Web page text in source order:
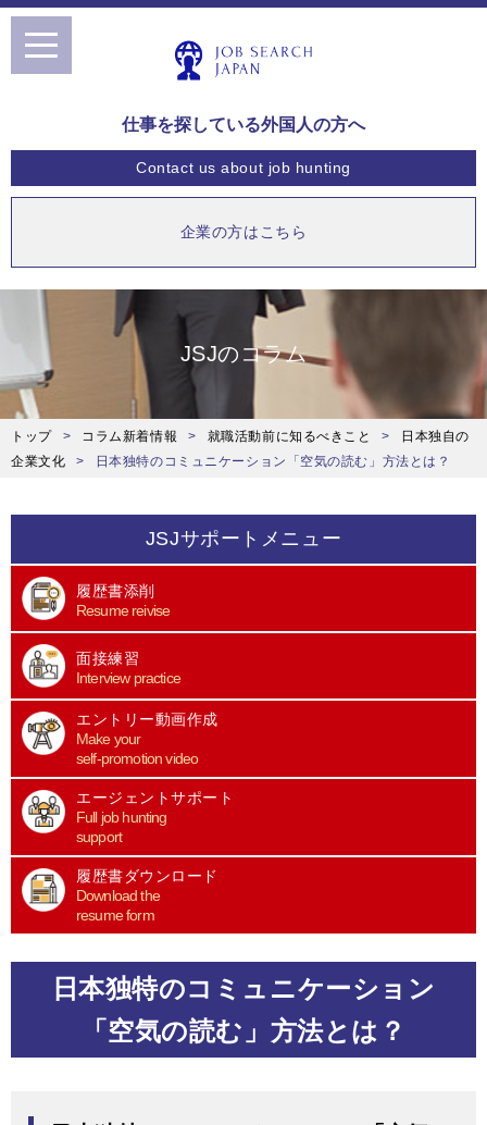
仕事を探している外国人の方へ
Contact usabout job hunting
企業の方はこちら
JSJのコラム
トップ コラム新着情報 就職活動前に知るべきこと
日本独自の
企業文化
日本独特のコミュニケーション「空気の読む」方法とは？
toggle
navigation
JSJサポートメニュー
履歴書添削
Resume reivise
面接練習
Interview practice
エントリー動画作成
Make your
self-promotion video
エージェントサポート
Full job hunting
support
履歴書ダウンロード
Download the
resume form
日本独特のコミュニケーション
「空気の読む」方法とは？